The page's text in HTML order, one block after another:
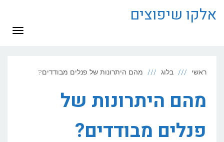
אלקו שיפוצים
ראשי בלוג מהם היתרונות של פנלים מבודדים?
מהם היתרונות של
פנלים מבודדים?